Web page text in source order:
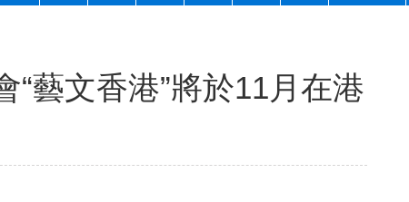
“藝文香港”將於11月在港